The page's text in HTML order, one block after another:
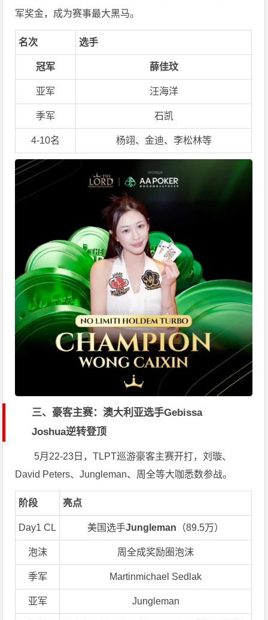
军奖金，成为赛事最大黑马。
名次 选手
冠军 薛佳玟
亚军 汪海洋
季军 石凯
4-10名 杨翊、金迪、李松林等
三、豪客主赛：澳大利亚选手Gebissa
Joshua逆转登顶
5月22-23日，TLPT巡游豪客主赛开打，刘璇、
David Peters、Jungleman、周全等大咖悉数参战。
阶段 亮点
Day1 CL 美国选手Jungleman （89.5万）
泡沫 周全成奖励圈泡沫
季军 Martinmichael Sedlak
亚军 Jungleman